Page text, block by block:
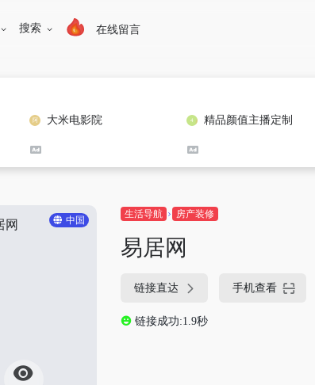
搜索 在线留言
大米电影院 精品颜值主播定制
中国
生活导航 房产装修
易居网
链接直达 手机查看
链接成功:1.9秒